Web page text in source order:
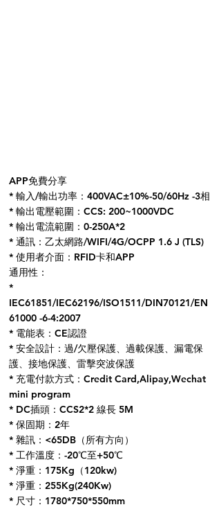
APP免費分享
* 輸入/輸出功率：400VAC±10%-50/60Hz -3相
* 輸出電壓範圍：CCS: 200~1000VDC
* 輸出電流範圍：0-250A*2
* 通訊：乙太網路/WIFI/4G/OCPP 1.6 J (TLS)
* 使用者介面：RFID卡和APP
通用性：
*
IEC61851/IEC62196/ISO1511/DIN70121/EN
61000 -6-4:2007
* 電能表：CE認證
* 安全設計：過/欠壓保護、過載保護、漏電保
護、接地保護、雷擊突波保護
* 充電付款方式：Credit Card,Alipay,Wechat
mini program
* DC插頭：CCS2*2 線長 5M
* 保固期：2年
* 雜訊：<65DB（所有方向）
* 工作溫度：-20℃至+50℃
* 淨重：175Kg（120kw)
* 淨重：255Kg(240Kw)
* 尺寸：1780*750*550mm